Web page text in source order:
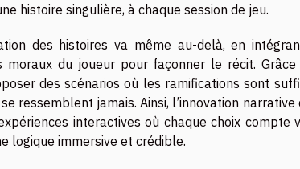
histoire singulière, à chaque session de jeu.
des histoires va même au-delà, en
moraux du joueur pour façonner le récit.
des scénarios où les ramifications sont
ressemblent jamais. Ainsi, l’innovation
interactives où chaque choix
logique immersive et crédible.